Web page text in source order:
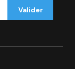
Valider